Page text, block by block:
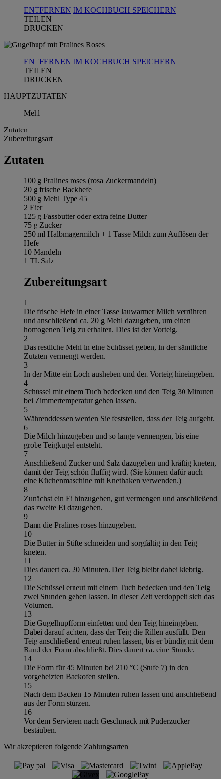
ENTFERNEN IM KOCHBUCH SPEICHERN
TEILEN
DRUCKEN
ENTFERNEN IM KOCHBUCH SPEICHERN
TEILEN
DRUCKEN
HAUPTZUTATEN
Mehl
Zutaten
Zubereitungsart
Zutaten
100 g Pralines roses (rosa Zuckermandeln)
20 g frische Backhefe
500 g Mehl Type 45
2 Eier
125 g Fassbutter oder extra feine Butter
75 g Zucker
250 ml Halbmagermilch + 1 Tasse Milch zum Auflösen der
Hefe
10 Mandeln
1 TL Salz
Zubereitungsart
1
Die frische Hefe in einer Tasse lauwarmer Milch verrühren
und anschließend ca. 20 g Mehl dazugeben, um einen
homogenen Teig zu erhalten. Dies ist der Vorteig.
2
Das restliche Mehl in eine Schüssel geben, in der sämtliche
Zutaten vermengt werden.
3
In der Mitte ein Loch ausheben und den Vorteig hineingeben.
4
Schüssel mit einem Tuch bedecken und den Teig 30 Minuten
bei Zimmertemperatur gehen lassen.
5
Währenddessen werden Sie feststellen, dass der Teig aufgeht.
6
Die Milch hinzugeben und so lange vermengen, bis eine
grobe Teigkugel entsteht.
7
Anschließend Zucker und Salz dazugeben und kräftig kneten,
damit der Teig schön fluffig wird. (Sie können dafür auch
eine Küchenmaschine mit Knethaken verwenden.)
8
Zunächst ein Ei hinzugeben, gut vermengen und anschließend
das zweite Ei dazugeben.
9
Dann die Pralines roses hinzugeben.
10
Die Butter in Stifte schneiden und sorgfältig in den Teig
kneten.
11
Dies dauert ca. 20 Minuten. Der Teig bleibt dabei klebrig.
12
Die Schüssel erneut mit einem Tuch bedecken und den Teig
zwei Stunden gehen lassen. In dieser Zeit verdoppelt sich das
Volumen.
13
Die Gugelhupfform einfetten und den Teig hineingeben.
Dabei darauf achten, dass der Teig die Rillen ausfüllt. Den
Teig anschließend erneut ruhen lassen, bis er bündig mit dem
Rand der Form abschließt. Dies dauert ca. eine Stunde.
14
Die Form für 45 Minuten bei 210 °C (Stufe 7) in den
vorgeheizten Backofen stellen.
15
Nach dem Backen 15 Minuten ruhen lassen und anschließend
aus der Form stürzen.
16
Vor dem Servieren nach Geschmack mit Puderzucker
bestäuben.
Wir akzeptieren folgende Zahlungsarten